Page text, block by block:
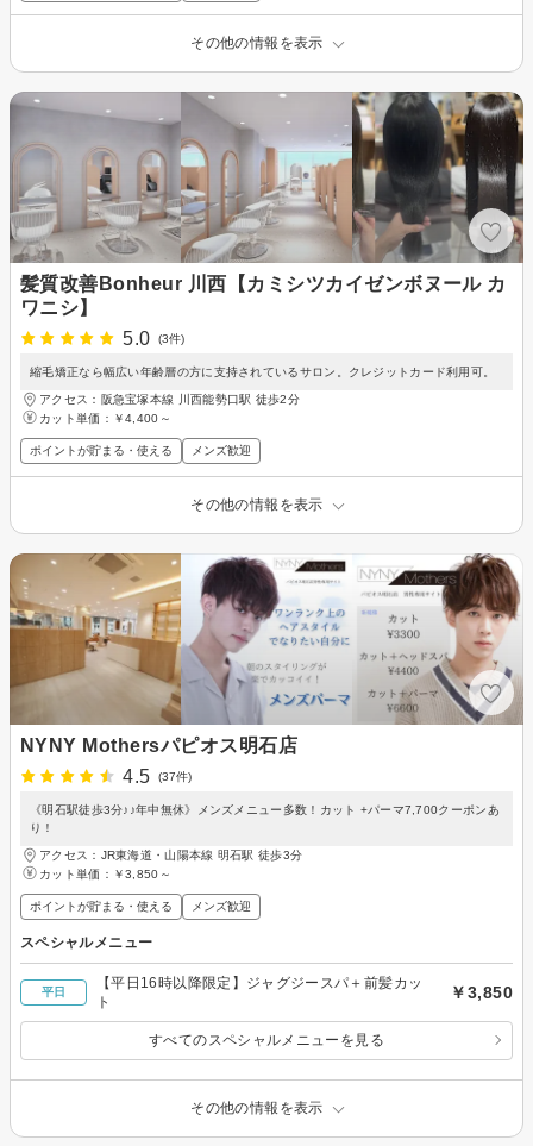
その他の情報を表示
髪質改善Bonheur 川西【カミシツカイゼンボヌール カ
ワニシ】
5.0
(3件)
縮毛矯正なら幅広い年齢層の方に支持されているサロン。クレジットカード利用可。
アクセス：阪急宝塚本線 川西能勢口駅 徒歩2分
カット単価： ￥4,400～
ポイントが貯まる・使える メンズ歓迎
その他の情報を表示
NYNY Mothersパピオス明石店
4.5
(37件)
《明石駅徒歩3分♪♪年中無休》メンズメニュー多数！カット +パーマ7,700クーポンあ
り！
アクセス：JR東海道・山陽本線 明石駅 徒歩3分
カット単価： ￥3,850～
ポイントが貯まる・使える メンズ歓迎
スペシャルメニュー
平日
【平日16時以降限定】ジャグジースパ＋前髪カッ
ト
￥3,850
すべてのスペシャルメニューを見る
その他の情報を表示